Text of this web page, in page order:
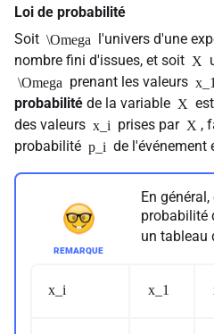
Loi de probabilité
Soit \Omega
l'univers d'une
nombre fini d'issues, et soit X
\Omega prenant les valeurs
probabilité de la variable X
des valeurs x_i prises par X ,
probabilité p_i de l'événement
En
probabilité
un tableau
x_i x_1